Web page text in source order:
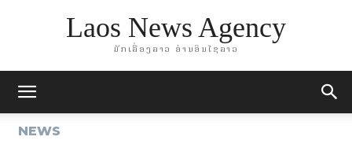
Laos News Agency
ມັກເລື່ອງລາວ ອ່ານອິນໄຊລາວ
NEWS